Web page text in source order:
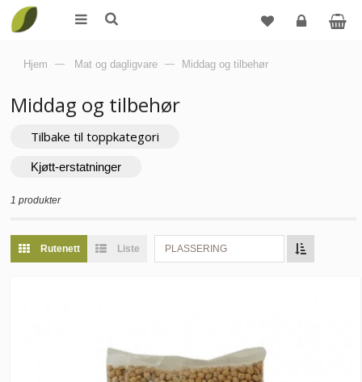
Hjem — Mat og dagligvare — Middag og tilbehør
Middag og tilbehør
Tilbake til toppkategori
Kjøtt-erstatninger
1 produkter
Rutenett Liste PLASSERING